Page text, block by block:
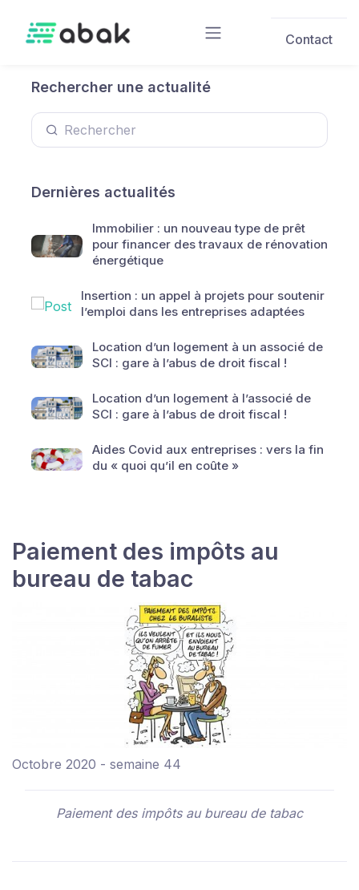
Contact
Rechercher une actualité
Dernières actualités
Immobilier : un nouveau type de prêt
pour financer des travaux de rénovation
énergétique
Insertion : un appel à projets pour soutenir
l’emploi dans les entreprises adaptées
Location d’un logement à un associé de
SCI : gare à l’abus de droit fiscal !
Location d’un logement à l’associé de
SCI : gare à l’abus de droit fiscal !
Aides Covid aux entreprises : vers la fin
du « quoi qu’il en coûte »
Paiement des impôts au
bureau de tabac
Octobre 2020 - semaine 44
Paiement des impôts au bureau de tabac